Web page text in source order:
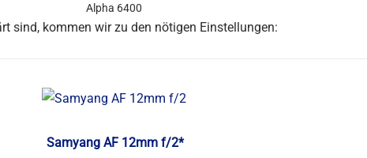
Alpha 6400
sind, kommen wir zu den nötigen Einstellungen:
Samyang AF 12mm f/2*